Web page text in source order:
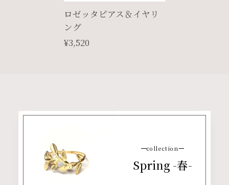
ロゼッタピアス＆イヤリ
ング
¥3,520
collection
Spring -春-